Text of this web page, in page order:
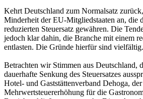
Kehrt Deutschland zum Normalsatz
Minderheit der EU-Mitgliedstaaten an, die
reduzierten Steuersatz gewähren. Die
jedoch klar dahin, die Branche mit einem
entlasten. Die Gründe hierfür sind vielfältig.
Betrachten wir Stimmen aus Deutschland,
dauerhafte Senkung des Steuersatzes
Hotel- und Gaststättenverband Dehoga,
Mehrwertsteuererhöhung für die